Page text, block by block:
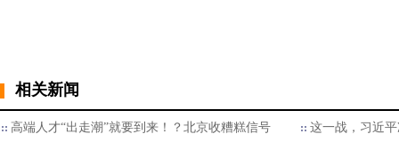
相关新闻
高端人才“出走潮”就要到来！？北京收糟糕信号
这一战，习近